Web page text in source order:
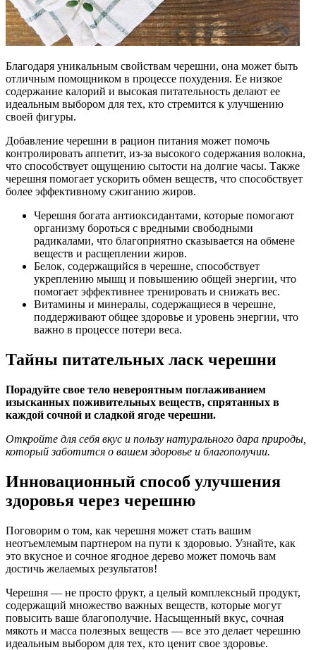
Благодаря уникальным свойствам черешни, она может быть
отличным помощником в процессе похудения. Ее низкое
содержание калорий и высокая питательность делают ее
идеальным выбором для тех, кто стремится к улучшению
своей фигуры.
Добавление черешни в рацион питания может помочь
контролировать аппетит, из-за высокого содержания волокна,
что способствует ощущению сытости на долгие часы. Также
черешня помогает ускорить обмен веществ, что способствует
более эффективному сжиганию жиров.
Черешня богата антиоксидантами, которые помогают
организму бороться с вредными свободными
радикалами, что благоприятно сказывается на обмене
веществ и расщеплении жиров.
Белок, содержащийся в черешне, способствует
укреплению мышц и повышению общей энергии, что
помогает эффективнее тренировать и снижать вес.
Витамины и минералы, содержащиеся в черешне,
поддерживают общее здоровье и уровень энергии, что
важно в процессе потери веса.
Тайны питательных ласк черешни
Порадуйте свое тело невероятным поглаживанием
изысканных поживительных веществ, спрятанных в
каждой сочной и сладкой ягоде черешни.
Откройте для себя вкус и пользу натурального дара природы,
который заботится о вашем здоровье и благополучии.
Инновационный способ улучшения
здоровья через черешню
Поговорим о том, как черешня может стать вашим
неотъемлемым партнером на пути к здоровью. Узнайте, как
это вкусное и сочное ягодное дерево может помочь вам
достичь желаемых результатов!
Черешня — не просто фрукт, а целый комплексный продукт,
содержащий множество важных веществ, которые могут
повысить ваше благополучие. Насыщенный вкус, сочная
мякоть и масса полезных веществ — все это делает черешню
идеальным выбором для тех, кто ценит свое здоровье.